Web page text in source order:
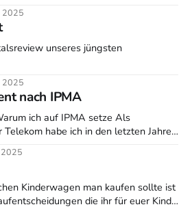
Teams auf Kurs, sorgt für
Missverständnisse. Studien zeigen,
zu Zeitverlust, erhöhter
2025
unseres jüngsten
2025
nach IPMA
ich auf IPMA setze Als
habe ich in den letzten Jahren
IPMA hat für mich einen ganz
– und ich möchte gerne
teilen, warum das so ist und wie ich davon profitiere. Was
2025
Kinderwagen man kaufen sollte ist
die ihr für euer Kind